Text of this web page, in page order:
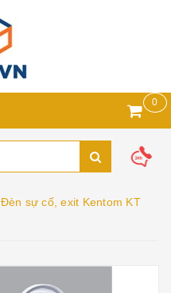
0
Đèn sự cố, exit Kentom KT